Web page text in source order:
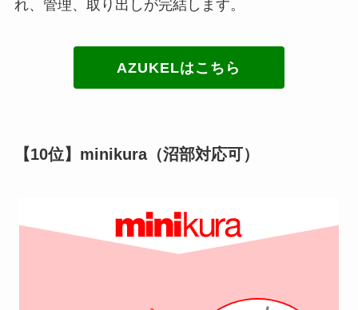
れ、管理、取り出しが完結します。
AZUKELはこちら
【10位】minikura（沼部対応可）